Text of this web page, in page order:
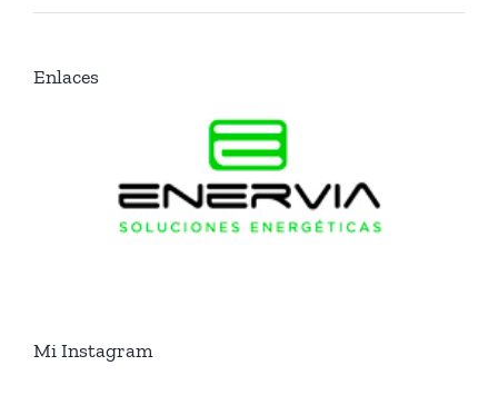
Enlaces
Mi Instagram